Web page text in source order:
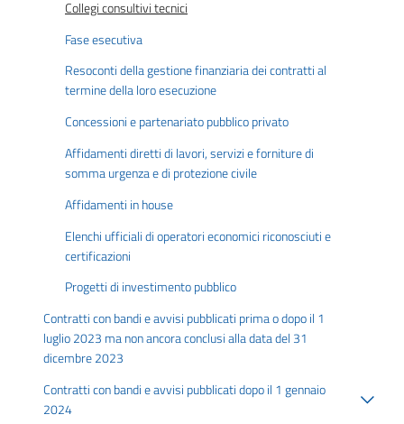
Collegi consultivi tecnici
Fase esecutiva
Resoconti della gestione finanziaria dei contratti al
termine della loro esecuzione
Concessioni e partenariato pubblico privato
Affidamenti diretti di lavori, servizi e forniture di
somma urgenza e di protezione civile
Affidamenti in house
Elenchi ufficiali di operatori economici riconosciuti e
certificazioni
Progetti di investimento pubblico
Contratti con bandi e avvisi pubblicati prima o dopo il 1
luglio 2023 ma non ancora conclusi alla data del 31
dicembre 2023
Contratti con bandi e avvisi pubblicati dopo il 1 gennaio
2024